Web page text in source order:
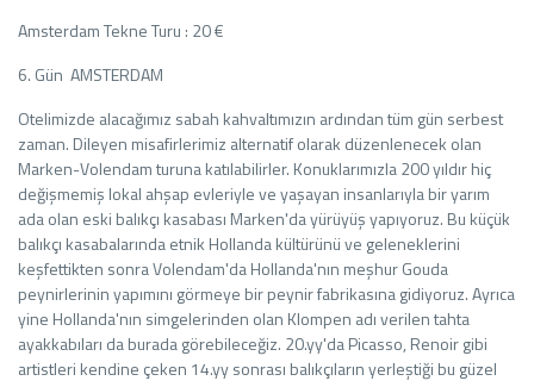
Amsterdam Tekne Turu : 20 €
6. Gün AMSTERDAM
Otelimizde alacağımız sabah kahvaltımızın ardından tüm gün serbest
zaman. Dileyen misafirlerimiz alternatif olarak düzenlenecek olan
Marken-Volendam turuna katılabilirler. Konuklarımızla 200 yıldır hiç
değişmemiş lokal ahşap evleriyle ve yaşayan insanlarıyla bir yarım
ada olan eski balıkçı kasabası Marken'da yürüyüş yapıyoruz. Bu küçük
balıkçı kasabalarında etnik Hollanda kültürünü ve geleneklerini
keşfettikten sonra Volendam'da Hollanda'nın meşhur Gouda
peynirlerinin yapımını görmeye bir peynir fabrikasına gidiyoruz. Ayrıca
yine Hollanda'nın simgelerinden olan Klompen adı verilen tahta
ayakkabıları da burada görebileceğiz. 20.yy'da Picasso, Renoir gibi
artistleri kendine çeken 14.yy sonrası balıkçıların yerleştiği bu güzel